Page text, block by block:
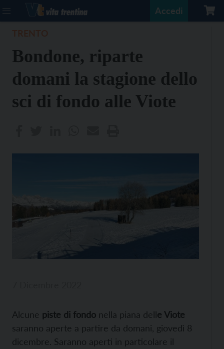
Accedi
Bondone, riparte
domani la stagione dello
sci di fondo alle Viote
Alcune piste di fondo nella piana delle Viote
saranno aperte a partire da domani, giovedì 8
dicembre. Saranno aperti in particolare il